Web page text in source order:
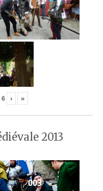
6 › »
2013
003